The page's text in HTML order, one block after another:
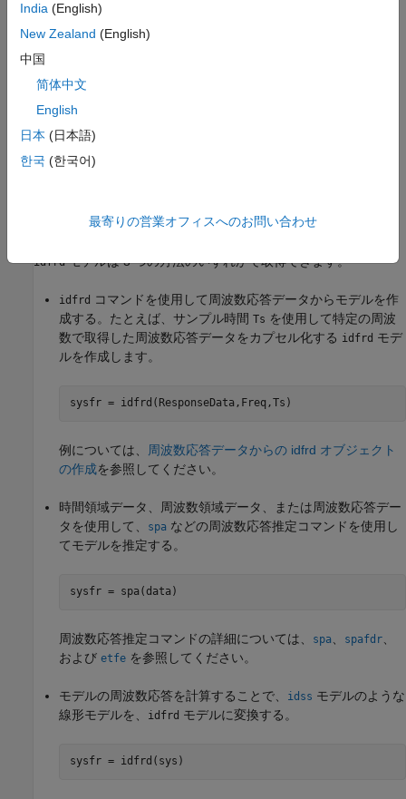
ここで、λはe(t) の推定分散、
idfrdモデルは 3 つの方法のいずれかで取得できます。
idfrd コマンドを使用して周波数応答データからモデルを作
成する。たとえば、サンプル時間 Ts を使用して特定の周波
数で取得した周波数応答データをカプセル化する idfrd モデ
ルを作成します。
sysfr = idfrd(ResponseData,Freq,Ts)
例については、
周波数応答データからの idfrd オブジェクト
の作成を参照してください。
時間領域データ、周波数領域データ、または周波数応答デー
タを使用して、
spa などの周波数応答推定コマンドを使用し
てモデルを推定する。
sysfr = spa(data)
周波数応答推定コマンドの詳細については、 spa spafdr
および etfe を参照してください。
モデルの周波数応答を計算することで、 idss モデルのような
線形モデルを、
idfrd モデルに変換する。
sysfr = idfrd(sys)
India (English)
New Zealand (English)
中国
简体中文
English
日本 (日本語)
한국 (한국어)
最寄りの営業オフィスへのお問い合わせ